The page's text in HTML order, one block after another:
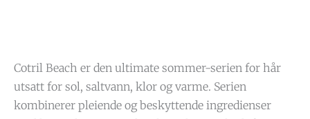
Cotril Beach er den ultimate sommer-serien for hår
utsatt for sol, saltvann, klor og varme. Serien
kombinerer pleiende og beskyttende ingredienser